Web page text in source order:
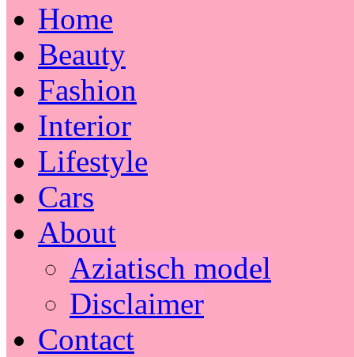
Home
Beauty
Fashion
Interior
Lifestyle
Cars
About
Aziatisch model
Disclaimer
Contact